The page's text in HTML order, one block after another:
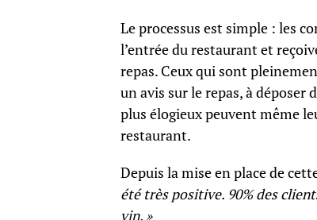
Le processus est simple : les
l’entrée du restaurant et
repas. Ceux qui sont
un avis sur le repas, à
plus élogieux peuvent même
restaurant.
Depuis la mise en place de
été très positive. 90% des
vin. »